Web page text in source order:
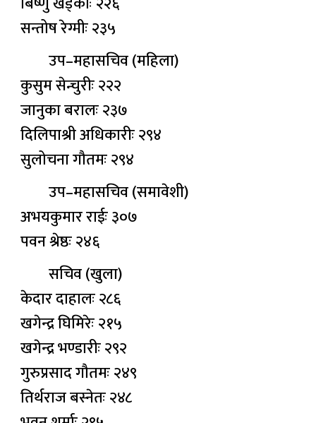
सन्तोष रेग्मीः २३५
उप–महासचिव (महिला)
कुसुम सेन्चुरीः २२२
जानुका बरालः २३७
दिलिपाश्री अधिकारीः २९४
सुलोचना गौतमः २९४
उप–महासचिव (समावेशी)
अभयकुमार राईः ३०७
पवन श्रेष्ठः २४६
सचिव (खुला)
केदार दाहालः २८६
खगेन्द्र घिमिरेः २१५
खगेन्द्र भण्डारीः २९२
गुरुप्रसाद गौतमः २४९
तिर्थराज बस्नेतः २४८